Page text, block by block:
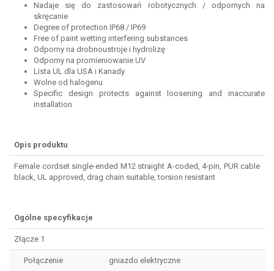
Nadaje się do zastosowań robotycznych / odpornych na
skręcanie
Degree of protection IP68 / IP69
Free of paint wetting interfering substances
Odporny na drobnoustroje i hydrolizę
Odporny na promieniowanie UV
Lista UL dla USA i Kanady
Wolne od halogenu
Specific design protects against loosening and inaccurate
installation
Opis produktu
Female cordset single-ended M12 straight A-coded, 4-pin, PUR cable
black, UL approved, drag chain suitable, torsion resistant
Ogólne specyfikacje
Złącze 1
Połączenie gniazdo elektryczne